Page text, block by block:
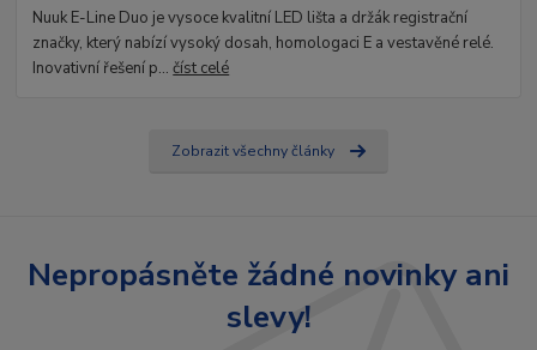
Nuuk E-Line Duo je vysoce kvalitní LED lišta a držák registrační
značky, který nabízí vysoký dosah, homologaci E a vestavěné relé.
Inovativní řešení p...číst celé
Zobrazit všechny články
Nepropásněte žádné novinky ani
slevy!